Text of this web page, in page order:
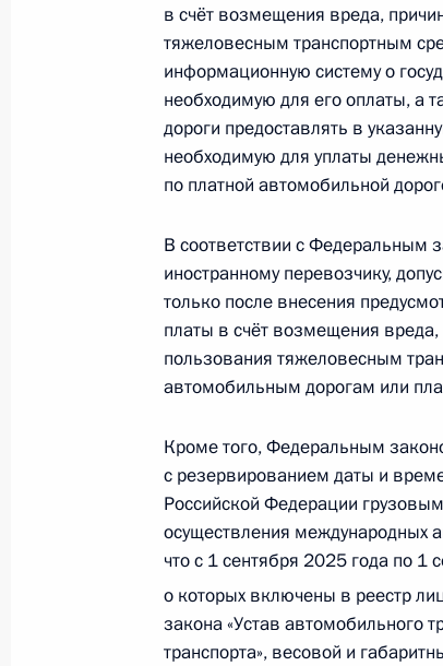
Указ об особенностях
25 июля 2025 года, 14:15
23 июля 2025 года, среда
результатов ЕГЭ
23 июля 2025 года, 17:30
Закреплено понятие
Внесены изменения в статью
23 июля 2025 года, 17:20
Внесены изменения в статьи
в счёт возмещения вреда,
тяжеловесным транспортным
информационную систему о
необходимую для его оплаты, а
дороги предоставлять в
необходимую для уплаты
по платной автомобильной
В соответствии с Федеральным
иностранному перевозчику,
только после внесения
платы в счёт возмещения
пользования тяжеловесным
автомобильным дорогам или
Кроме того, Федеральным
с резервированием даты и
Российской Федерации
осуществления международных
что с 1 сентября 2025 года по 1
о которых включены в реестр
закона «Устав автомобильного
транспорта», весовой и